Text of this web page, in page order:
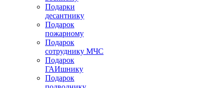
Подарки
десантнику
Подарок
пожарному
Подарок
сотруднику МЧС
Подарок
ГАИшнику
Подарок